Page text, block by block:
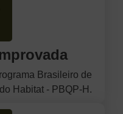
Brasileiro de
Habitat - PBQP-H.